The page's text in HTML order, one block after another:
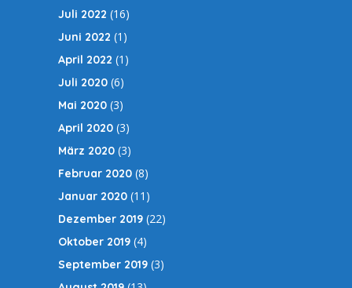
Juli 2022 (16)
Juni 2022 (1)
April 2022 (1)
Juli 2020 (6)
Mai 2020 (3)
April 2020 (3)
März 2020 (3)
Februar 2020 (8)
Januar 2020 (11)
Dezember 2019 (22)
Oktober 2019 (4)
September 2019 (3)